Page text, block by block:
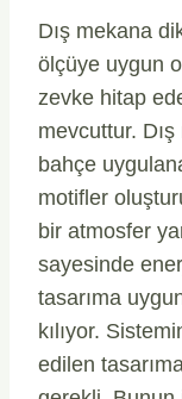
Dış mekana
ölçüye uygun
zevke hitap
mevcuttur.
bahçe
motifler
bir atmosfer
sayesinde
tasarıma
kılıyor.
edilen